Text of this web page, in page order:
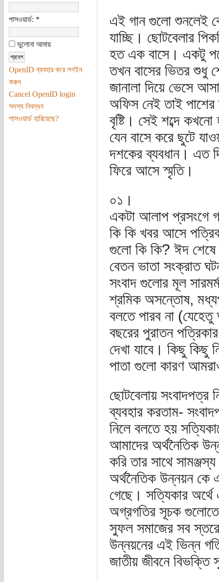
পাসওয়ার্ড: *
ভুলোনা আমায়
OpenID ব্যবহার করে লগইন
করুন
Cancel OpenID login
সদস্য নিবন্ধন
পাসওয়ার্ড হারিয়েছে?
এই গান গুলো শুনলেই
যাচ্ছি। ছোটবেলার
হত এক বাসে। একটু
তখন বাসের ভিতর শুধু
জানালা দিয়ে ভেসে
অফিস নেই তাই পাশের
বৃষ্টি। সেই শব্দে
যেন বাসে করে ছুটে
দশকের ব্যবধান। এত
ফিরে আসে স্মৃতি।
০১।
একটা আলাপ প্রসংগে
কি কি খবর আসে
গুলো কি কি? ঈদ শেষে
বেতন ভাতা সংক্রাত
সংবাদ গুলোর মূল
শ্রমিক অসন্তোষ,
বলতে পারব না
বছরের পুরাতন
দেখা যাবে। কিছু কিছু
পাতা গুলো কারণ
ছোটবেলায় সংবাদপত্র
ব্যবহার করতাম-
নিলে বলতে হয়
আমাদের অর্থনৈতিক
করি তার সাথে
অর্থনৈতিক উন্নয়ন কে
গেছে। সত্যিকার অর্থে
অগ্রগতির সূচক
সুফল সমাজের সব
উন্নয়নের এই ভিন্ন
জাতীয় জীবনে বিভক্তি